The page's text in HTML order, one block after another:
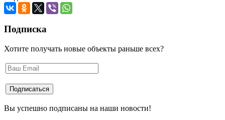
Подписка
Хотите получать новые объекты раньше всех?
Вы успешно подписаны на наши новости!